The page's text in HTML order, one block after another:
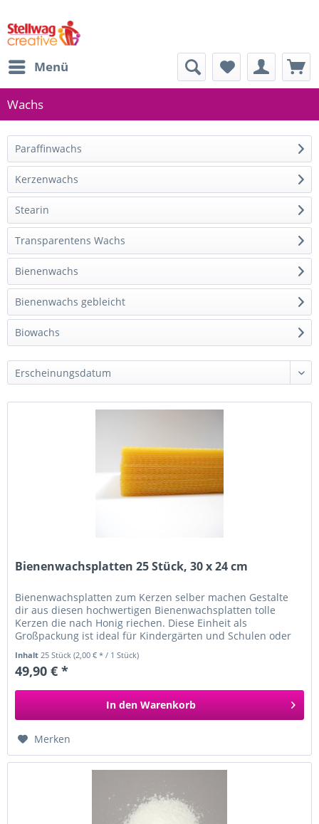
Menü
Wachs
Paraffinwachs
Kerzenwachs
Stearin
Transparentens Wachs
Bienenwachs
Bienenwachs gebleicht
Biowachs
Bienenwachsplatten 25 Stück, 30 x 24 cm
Bienenwachsplatten zum Kerzen selber machen Gestalte
dir aus diesen hochwertigen Bienenwachsplatten tolle
Kerzen die nach Honig riechen. Diese Einheit als
Großpackung ist ideal für Kindergärten und Schulen oder
Inhalt25 Stück(2,00 € * / 1 Stück)
49,90 € *
In den Warenkorb
Merken